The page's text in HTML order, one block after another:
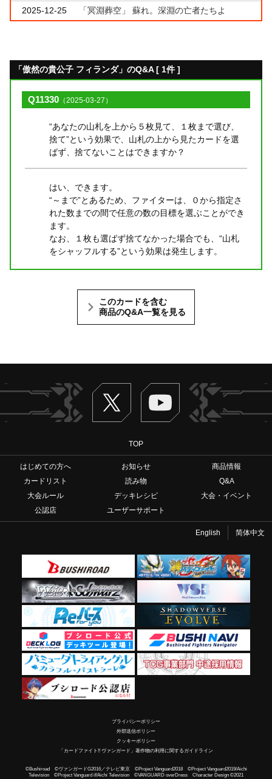
2025-12-25
「冥淵葬空」 蘇れ。深淵の亡者たちよ
「傲然の貴公子 フィランダ」のQ&A [ 1件 ]
Q11330 （2025-03-27）
“あなたの山札を上から５枚見て、１枚まで選び、
捨て”という効果で、山札の上から見たカードを選
ばず、捨てないことはできますか？
はい、できます。
“～まで”とあるため、ファイターは、０から指定さ
れた数までの間で任意の数の目標を選ぶことができ
ます。
なお、１枚も選ばず捨てなかった場合でも、“山札
をシャッフルする”という効果は発生します。
このカードを含む
商品のQ&A一覧を見る
Twitter ヴァンガードch
TOP
はじめての方へ お知らせ
商品情報
カードリスト
読み物
Q&A
大会ルール
デッキレシピ
大会・イベント
公認店
ユーザーサポート
English 简体中文
プライバシーポリシー
外部送信ポリシー
クッキーポリシー
「カードファイト!! ヴァンガード」著作物の利用に関するガイドライン
©Bushiroad ©ヴァンガードG2016／テレビ東京 ©Project Vanguard2018 ©Project Vanguard2019/Aichi
Television ©Project Vanguard if/Aichi Television ©VANGUARD overDress Character Design ©2021